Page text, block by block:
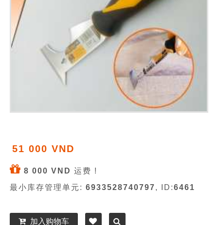
51 000 VND
8 000 VND 运费 !
最小库存管理单元: 6933528740797, ID:6461
加入购物车